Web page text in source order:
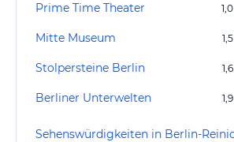
Prime Time Theater 1,0
Mitte Museum 1,5
Stolpersteine Berlin 1,6
Berliner Unterwelten 1,9